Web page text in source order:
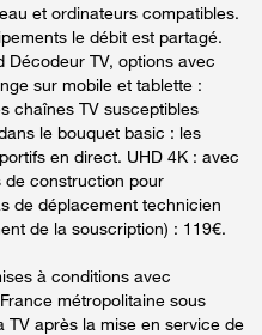
et ordinateurs compatibles.
le débit est partagé.
Décodeur TV, options avec
sur mobile et tablette :
chaînes TV susceptibles
le bouquet basic : les
en direct. UHD 4K : avec
de construction pour
de déplacement technicien
de la souscription) : 119€.
à conditions avec
métropolitaine sous
TV après la mise en service de